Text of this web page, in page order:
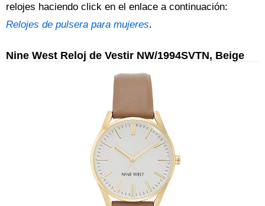
relojes haciendo click en el enlace a continuación:
Relojes de pulsera para mujeres.
Nine West Reloj de Vestir NW/1994SVTN, Beige